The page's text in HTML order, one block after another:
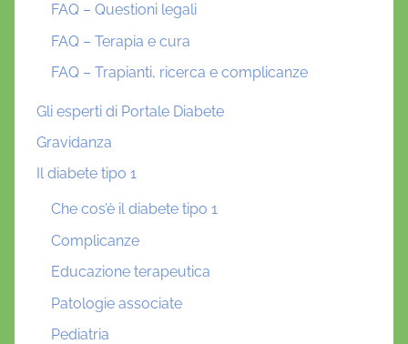
FAQ – Questioni legali
FAQ – Terapia e cura
FAQ – Trapianti, ricerca e complicanze
Gli esperti di Portale Diabete
Gravidanza
Il diabete tipo 1
Che cos’è il diabete tipo 1
Complicanze
Educazione terapeutica
Patologie associate
Pediatria